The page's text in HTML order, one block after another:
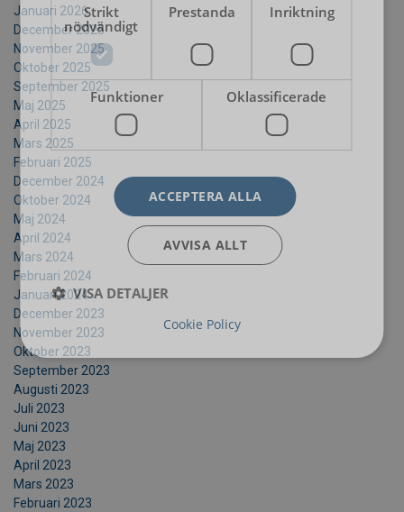
Januari 2026
December 2025
November 2025
Oktober 2025
September 2025
Maj 2025
April 2025
Mars 2025
Februari 2025
December 2024
Oktober 2024
Maj 2024
April 2024
Mars 2024
Februari 2024
Januari 2024
December 2023
November 2023
Oktober 2023
September 2023
Augusti 2023
Juli 2023
Juni 2023
Maj 2023
April 2023
Mars 2023
Februari 2023
Strikt
nödvändigt
Prestanda Inriktning
Funktioner Oklassificerade
ACCEPTERA ALLA
AVVISA ALLT
VISA DETALJER
Cookie Policy